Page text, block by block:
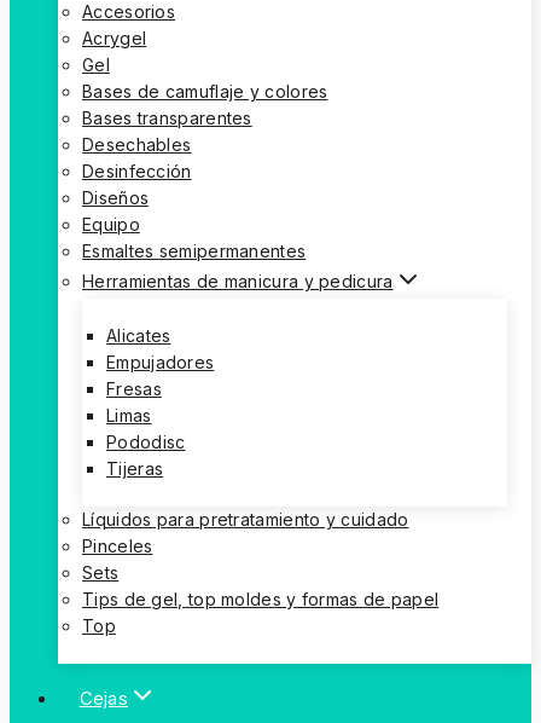
Accesorios
Acrygel
Gel
Bases de camuflaje y colores
Bases transparentes
Desechables
Desinfección
Diseños
Equipo
Esmaltes semipermanentes
Herramientas de manicura y pedicura
Alicates
Empujadores
Fresas
Limas
Pododisc
Tijeras
Líquidos para pretratamiento y cuidado
Pinceles
Sets
Tips de gel, top moldes y formas de papel
Top
Cejas